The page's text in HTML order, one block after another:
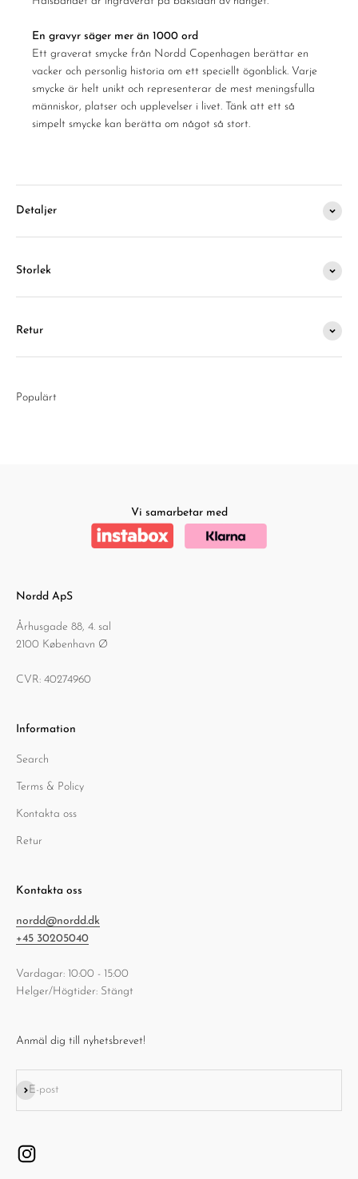
En gravyr säger mer än 1000 ord
Ett graverat smycke från Nordd Copenhagen berättar en
vacker och personlig historia om ett speciellt ögonblick. Varje
smycke är helt unikt och representerar de mest meningsfulla
människor, platser och upplevelser i livet. Tänk att ett så
simpelt smycke kan berätta om något så stort.
Detaljer
Storlek
Retur
Populärt
Vi samarbetar med
Nordd ApS
Århusgade 88, 4. sal
2100 København Ø
CVR: 40274960
Information
Search
Terms & Policy
Kontakta oss
Retur
Kontakta oss
nordd@nordd.dk
+45 30205040
Vardagar: 10:00 - 15:00
Helger/Högtider: Stängt
Anmäl dig till nyhetsbrevet!
E-post
Prenumerera